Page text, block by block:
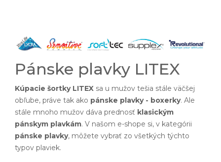
Pánske plavky LITEX
Kúpacie šortky LITEX sa u mužov tešia stále väčšej
obľube, práve tak ako pánske plavky - boxerky. Ale
stále mnoho mužov dáva prednosť klasickým
pánskym plavkám. V našom e-shope si, v kategórii
pánske plavky, môžete vybrať zo všetkých týchto
typov plaviek.